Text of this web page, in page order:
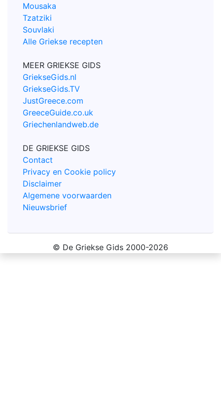
Mousaka
Tzatziki
Souvlaki
Alle Griekse recepten
MEER GRIEKSE GIDS
GriekseGids.nl
GriekseGids.TV
JustGreece.com
GreeceGuide.co.uk
Griechenlandweb.de
DE GRIEKSE GIDS
Contact
Privacy en Cookie policy
Disclaimer
Algemene voorwaarden
Nieuwsbrief
© De Griekse Gids 2000-2026